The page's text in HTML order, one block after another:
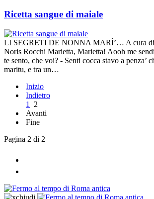
Ricetta sangue di maiale
LI SEGRETI DE NONNA MARÌ’… A cura di
Noris Rocchi Marietta, Marietta! Aooh me
te sento, che voi? - Senti cocca stavo a penza’
maritu, e tra un…
Inizio
Indietro
1
2
Avanti
Fine
Pagina 2 di 2